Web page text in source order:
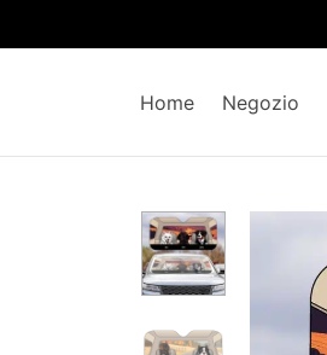
Home Negozio